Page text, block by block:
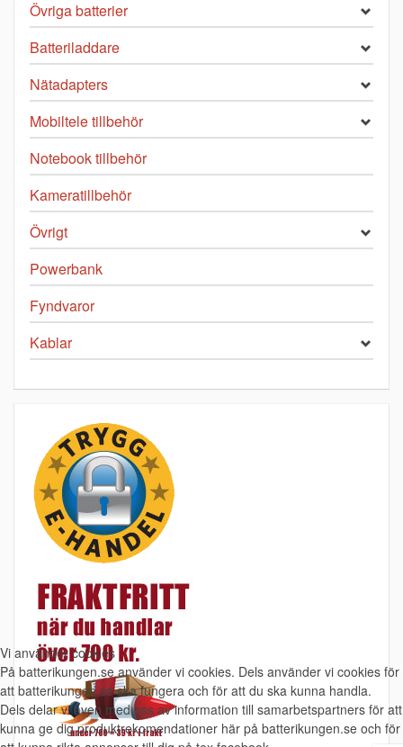
Övriga batterier
Batteriladdare
Nätadapters
Mobiltele tillbehör
Notebook tillbehör
Kameratillbehör
Övrigt
Powerbank
Fyndvaror
Kablar
Vi använder cookies
På batterikungen.se använder vi cookies. Dels använder vi cookies för
att batterikungen.se ska fungera och för att du ska kunna handla.
Dels delar vi även med oss av information till samarbetspartners för att
kunna ge dig produktrekomendationer här på batterikungen.se och för